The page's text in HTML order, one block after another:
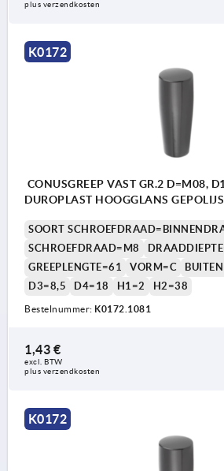
plus verzendkosten
K0172
CONUSGREEP VAST GR.2 D=M08,
DUROPLAST HOOGGLANS
SOORT
SCHROEFDRAAD=M8
GREEPLENGTE=61
VORM=C
D3=8,5
D4=18 H1=2 H2=38
Bestelnummer: K0172.1081
1,43 €
excl. BTW
plus verzendkosten
K0172